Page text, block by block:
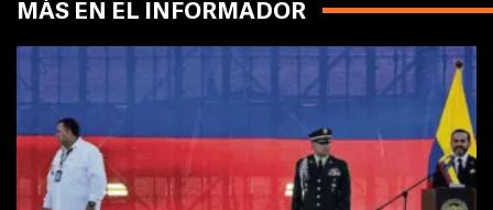
MÁS EN EL INFORMADOR